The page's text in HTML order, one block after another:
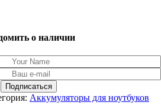
о наличии
Аккумуляторы для ноутбуков